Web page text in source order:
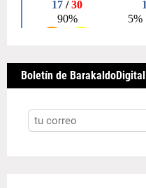
Boletín de BarakaldoDigital